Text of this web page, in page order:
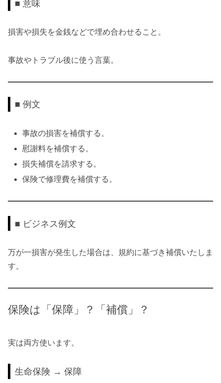
■ 意味
損害や損失を金銭などで埋め合わせること。
事故やトラブル後に使う言葉。
■ 例文
事故の損害を補償する。
慰謝料を補償する。
損失補償を請求する。
保険で修理費を補償する。
■ ビジネス例文
万が一損害が発生した場合は、規約に基づき補償いたしま
す。
保険は「保障」？「補償」？
実は両方使います。
生命保険 → 保障